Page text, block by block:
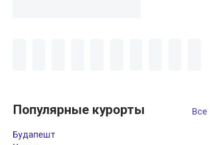
Популярные курорты Все
Будапешт